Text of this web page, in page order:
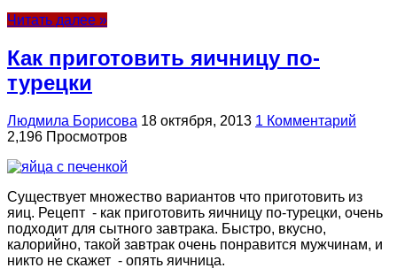
Читать далее »
Как приготовить яичницу по-
турецки
Людмила Борисова 18 октября, 2013 1 Комментарий
2,196 Просмотров
Существует множество вариантов что приготовить из
яиц. Рецепт - как приготовить яичницу по-турецки, очень
подходит для сытного завтрака. Быстро, вкусно,
калорийно, такой завтрак очень понравится мужчинам, и
никто не скажет - опять яичница.